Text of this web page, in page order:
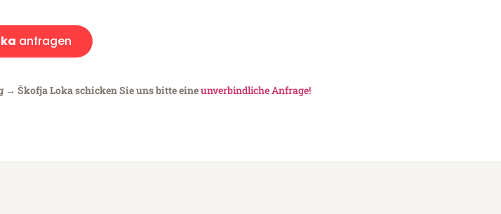
anfragen
→ Škofja Loka schicken Sie uns bitte eineunverbindliche Anfrage!